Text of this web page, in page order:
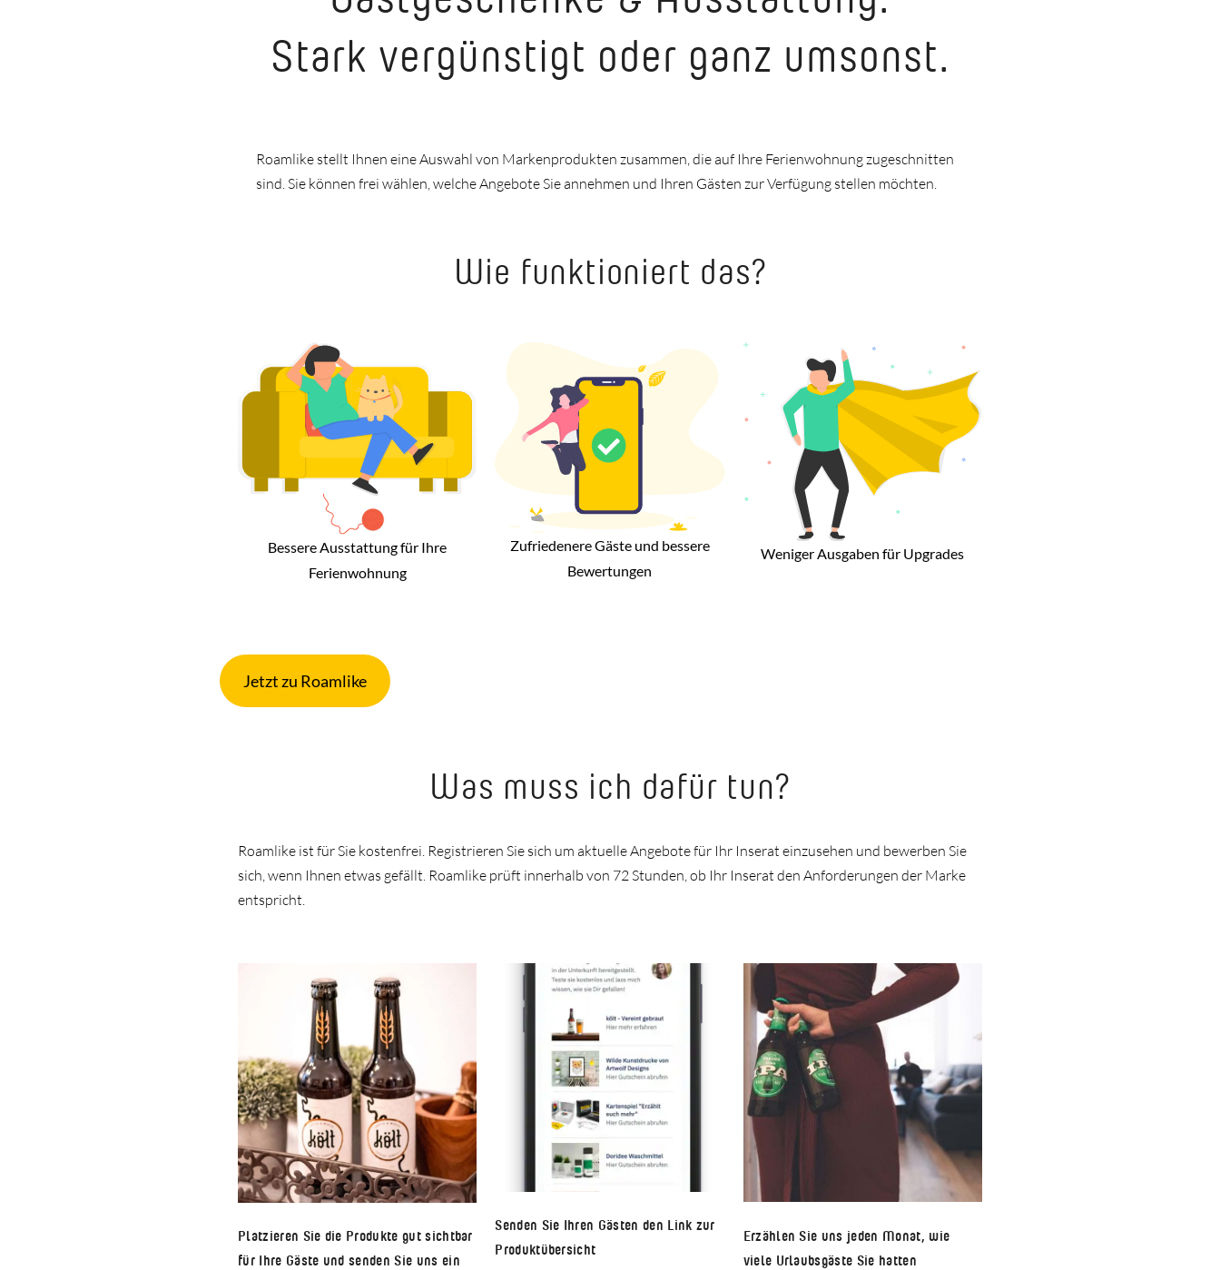
Stark vergünstigt oder ganz umsonst.
Roamlike stellt Ihnen eine Auswahl von Markenprodukten zusammen, die auf Ihre Ferienwohnung zugeschnitten
sind. Sie können frei wählen, welche Angebote Sie annehmen und Ihren Gästen zur Verfügung stellen möchten.
Wie funktioniert das?
Bessere Ausstattung für Ihre
Ferienwohnung
Zufriedenere Gäste und bessere
Bewertungen
Weniger Ausgaben für Upgrades
Jetzt zu Roamlike
Was muss ich dafür tun?
Roamlike ist für Sie kostenfrei. Registrieren Sie sich um aktuelle Angebote für Ihr Inserat einzusehen und bewerben Sie
sich, wenn Ihnen etwas gefällt. Roamlike prüft innerhalb von 72 Stunden, ob Ihr Inserat den Anforderungen der Marke
entspricht.
Platzieren Sie die Produkte gut sichtbar
für Ihre Gäste und senden Sie uns ein
Senden Sie Ihren Gästen den Link zur
Produktübersicht
Erzählen Sie uns jeden Monat, wie
viele Urlaubsgäste Sie hatten